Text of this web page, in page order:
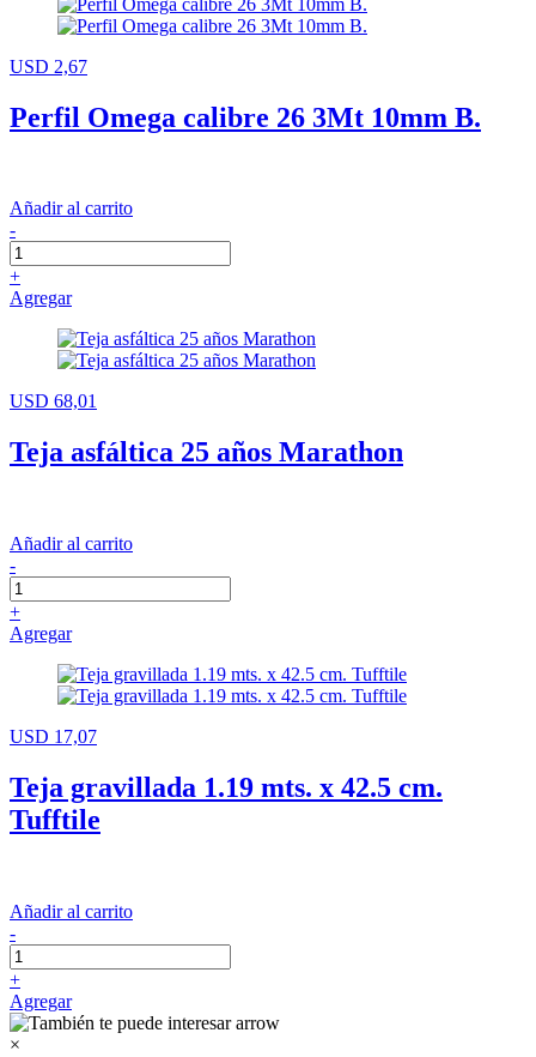
USD 2,67
Perfil Omega calibre 26 3Mt 10mm B.
Añadir al carrito
-
+
Agregar
USD 68,01
Teja asfáltica 25 años Marathon
Añadir al carrito
-
+
Agregar
USD 17,07
Teja gravillada 1.19 mts. x 42.5 cm.
Tufftile
Añadir al carrito
-
+
Agregar
×